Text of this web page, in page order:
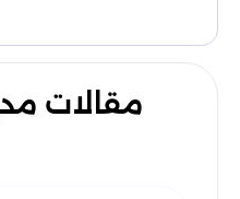
مقالات